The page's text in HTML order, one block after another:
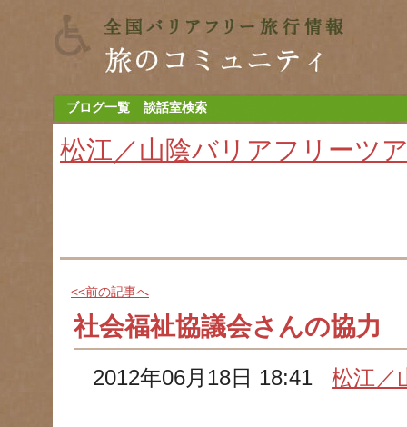
ブログ一覧 談話室検索
松江／山陰バリアフリーツ
<<前の記事へ
社会福祉協議会さんの協力
2012年06月18日 18:41松江／